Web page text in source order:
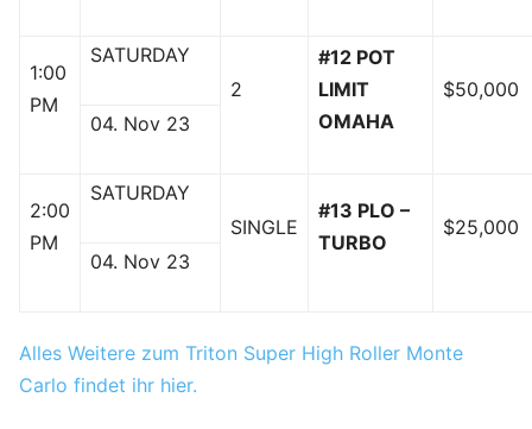
1:00
PM
SATURDAY
2
#12 POT
LIMIT
OMAHA
$50,000
04. Nov 23
2:00
PM
SATURDAY
SINGLE
#13 PLO –
TURBO
$25,000
04. Nov 23
Alles Weitere zum Triton Super High Roller Monte
Carlo findet ihr hier.